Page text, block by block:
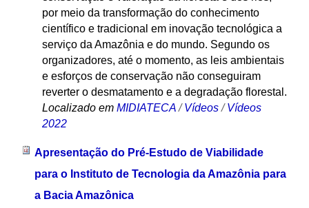
por meio da transformação do conhecimento
científico e tradicional em inovação tecnológica a
serviço da Amazônia e do mundo. Segundo os
organizadores, até o momento, as leis ambientais
e esforços de conservação não conseguiram
reverter o desmatamento e a degradação florestal.
Localizado em MIDIATECA /Vídeos /Vídeos
2022
Apresentação do Pré-Estudo de Viabilidade
para o Instituto de Tecnologia da Amazônia para
a Bacia Amazônica